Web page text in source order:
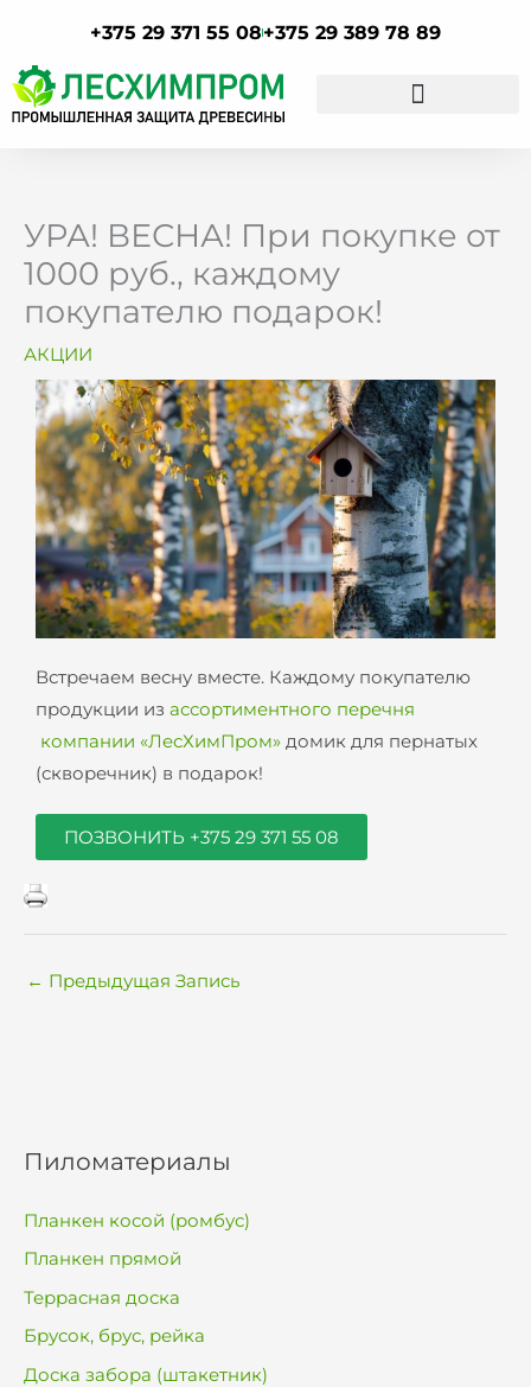
содержимому
+375 29 371 55 08+375 29 389 78 89
УРА! ВЕСНА! При покупке от
1000 руб., каждому
покупателю подарок!
АКЦИИ
Встречаем весну вместе. Каждому покупателю
продукции из ассортиментного перечня
компании «ЛесХимПром» домик для пернатых
(скворечник) в подарок!
ПОЗВОНИТЬ +375 29 371 55 08
← Предыдущая Запись
Пиломатериалы
Планкен косой (ромбус)
Планкен прямой
Террасная доска
Брусок, брус, рейка
Доска забора (штакетник)